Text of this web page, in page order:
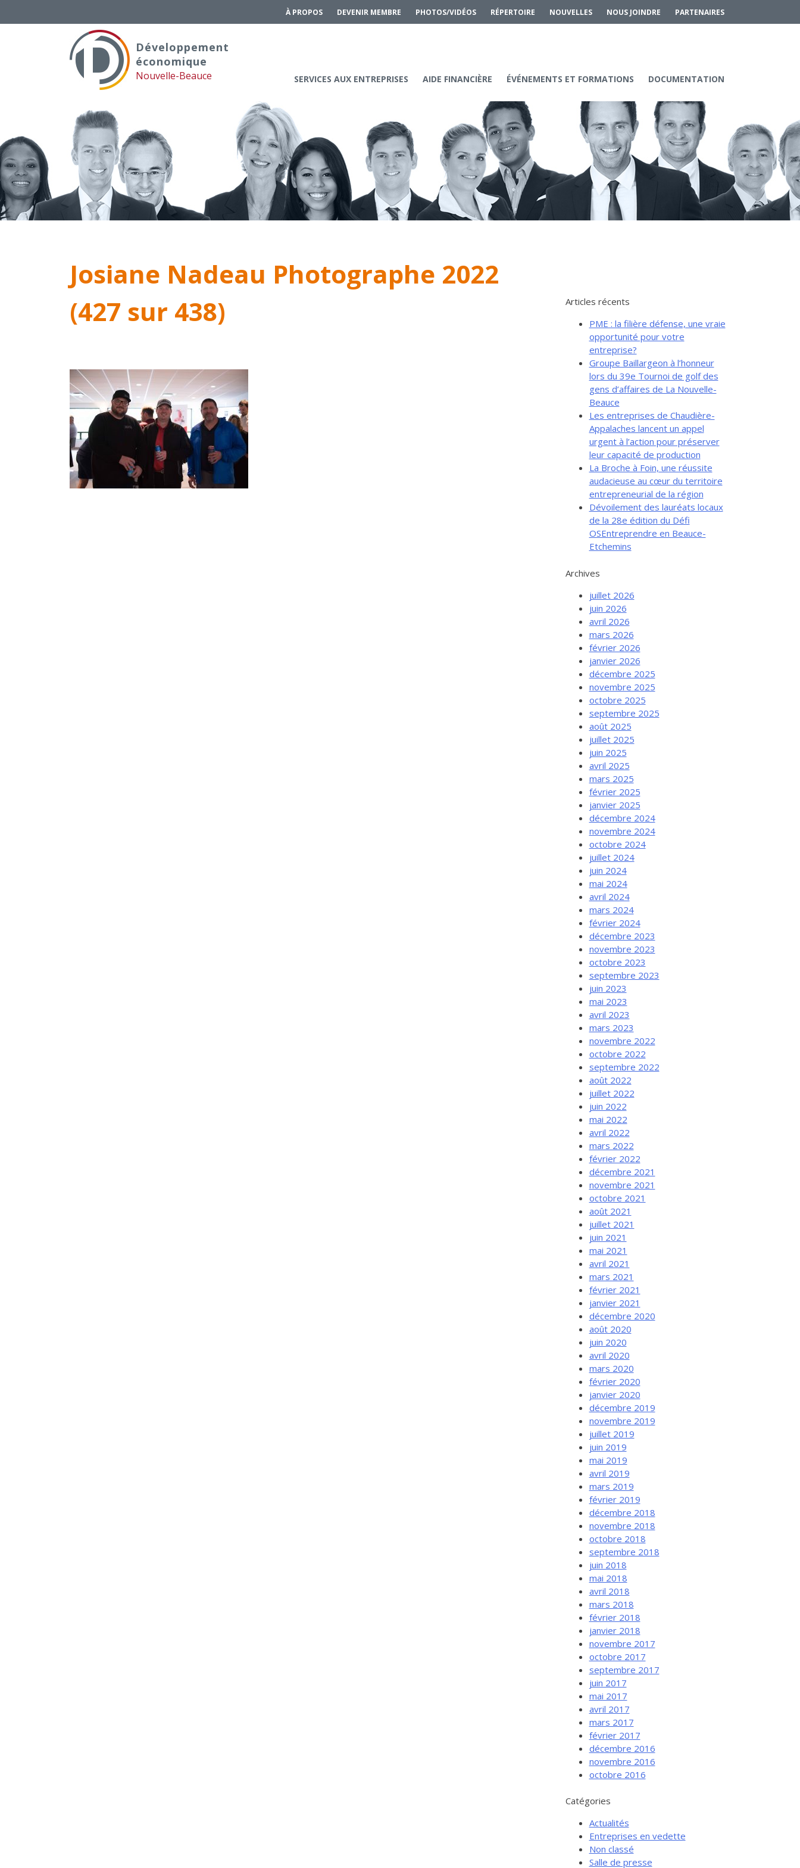
Services aux entreprises
Innovation / Productivité
Investir en Nouvelle-Beauce
Services-conseils – démarrage
À PROPOS DEVENIR MEMBRE PHOTOS/VIDÉOS RÉPERTOIRE NOUVELLES NOUS JOINDRE PARTENAIRES
Développement
économique
Nouvelle-Beauce SERVICES AUX ENTREPRISES AIDE FINANCIÈRE ÉVÉNEMENTS ET FORMATIONS DOCUMENTATION
Josiane Nadeau Photographe 2022
(427 sur 438)
Articles récents
PME : la filière défense, une vraie
opportunité pour votre
entreprise?
Groupe Baillargeon à l’honneur
lors du 39e Tournoi de golf des
gens d’affaires de La Nouvelle-
Beauce
Les entreprises de Chaudière-
Appalaches lancent un appel
urgent à l’action pour préserver
leur capacité de production
La Broche à Foin, une réussite
audacieuse au cœur du territoire
entrepreneurial de la région
Dévoilement des lauréats locaux
de la 28e édition du Défi
OSEntreprendre en Beauce-
Etchemins
Archives
juillet 2026
juin 2026
avril 2026
mars 2026
février 2026
janvier 2026
décembre 2025
novembre 2025
octobre 2025
septembre 2025
août 2025
juillet 2025
juin 2025
avril 2025
mars 2025
février 2025
janvier 2025
décembre 2024
novembre 2024
octobre 2024
juillet 2024
juin 2024
mai 2024
avril 2024
mars 2024
février 2024
décembre 2023
novembre 2023
octobre 2023
septembre 2023
juin 2023
mai 2023
avril 2023
mars 2023
novembre 2022
octobre 2022
septembre 2022
août 2022
juillet 2022
juin 2022
mai 2022
avril 2022
mars 2022
février 2022
décembre 2021
novembre 2021
octobre 2021
août 2021
juillet 2021
juin 2021
mai 2021
avril 2021
mars 2021
février 2021
janvier 2021
décembre 2020
août 2020
juin 2020
avril 2020
mars 2020
février 2020
janvier 2020
décembre 2019
novembre 2019
juillet 2019
juin 2019
mai 2019
avril 2019
mars 2019
février 2019
décembre 2018
novembre 2018
octobre 2018
septembre 2018
juin 2018
mai 2018
avril 2018
mars 2018
février 2018
janvier 2018
novembre 2017
octobre 2017
septembre 2017
juin 2017
mai 2017
avril 2017
mars 2017
février 2017
décembre 2016
novembre 2016
octobre 2016
Catégories
Actualités
Entreprises en vedette
Non classé
Salle de presse